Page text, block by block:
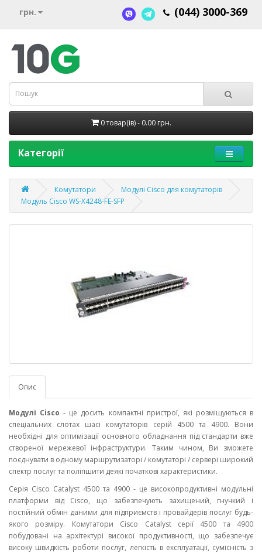
грн. (044) 3000-369
0 товар(ів) - 0.00 грн.
Категорії
Комутатори
Модулі Cisco для комутаторів
Модуль Cisco WS-X4248-FE-SFP
Опис
Модулі Cisco - це досить компактні пристрої, які розміщуються в
спеціальних слотах шасі комутаторів серій 4500 та 4900. Вони
необхідні для оптимізації основного обладнання під стандарти вже
створеної мережевої інфраструктури. Таким чином, Ви зможете
поєднувати в одному маршрутизаторі / комутаторі / сервері широкий
спектр послуг та поліпшити деякі початкові характеристики.
Серія Cisco Catalyst 4500 та 4900 - це високопродуктивні модульні
платформи від Cisco, що забезпечують захищений, гнучкий і
постійний обмін даними для підприємств і провайдерів послуг будь-
якого розміру. Комутатори Cisco Catalyst серії 4500 та 4900
побудовані на архітектурі високої продуктивності, що забезпечує
високу швидкість роботи послуг, легкість в експлуатації, сумісність з